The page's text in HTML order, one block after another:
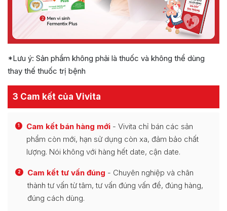
*Lưu ý: Sản phẩm không phải là thuốc và không thể dùng
thay thế thuốc trị bệnh
3 Cam kết của Vivita
1 Cam kết bán hàng mới - Vivita chỉ bán các sản
phẩm còn mới, hạn sử dụng còn xa, đảm bảo chất
lượng. Nói không với hàng hết date, cận date.
2 Cam kết tư vấn đúng - Chuyên nghiệp và chân
thành tư vấn từ tâm, tư vấn đúng vấn đề, đúng hàng,
đúng cách dùng.